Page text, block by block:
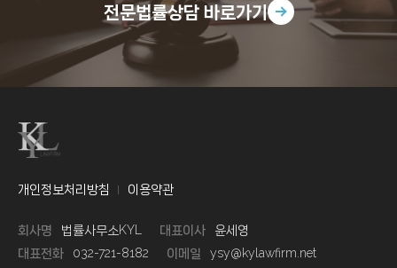
전문법률상담 바로가기
개인정보처리방침 이용약관
회사명 법률사무소KYL 대표이사
윤세영
대표전화
032-721-8182 이메일
ysy@kylawfirm.net